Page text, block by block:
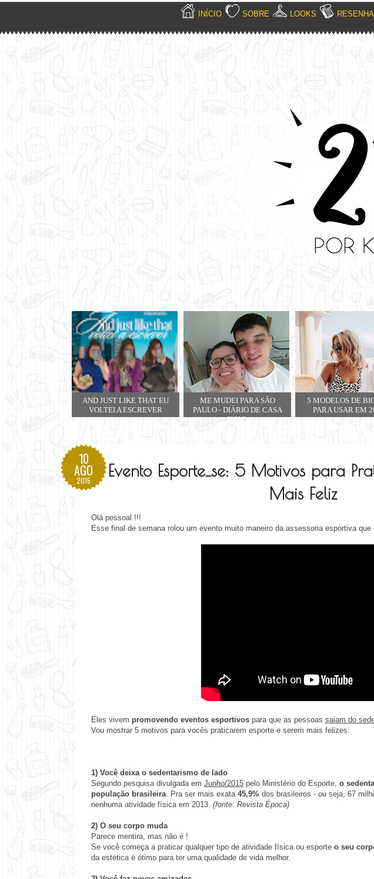
INÍCIO SOBRE LOOKS
AND JUST LIKE THAT EU
VOLTEI A ESCREVER
ME MUDEI PARA SÃO
PAULO - DIÁRIO DE CASA
NOVA
5 MODELOS DE
PARA USAR EM
10
AGO
2015
Evento Esporte_se: 5 Motivos para
Mais Feliz
Olá pessoal !!!
Esse final de semana rolou um evento muito maneiro da assessoria esportiva
Eles vivem promovendo eventos esportivos para que as pessoas saiam do
Vou mostrar 5 motivos para vocês praticarem esporte e serem mais felizes:
1) Você deixa o sedentarismo de lado
Segundo pesquisa divulgada em Junho/2015 pelo Ministério do Esporte, o
população brasileira. Pra ser mais exata 45,9% dos brasileiros - ou seja, 67
nenhuma atividade física em 2013. (fonte: Revista Época)
2) O seu corpo muda
Parece mentira, mas não é !
Se você começa a praticar qualquer tipo de atividade física ou esporte o seu
da estética é ótimo para ter uma qualidade de vida melhor.